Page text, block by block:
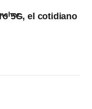
5G, el cotidiano